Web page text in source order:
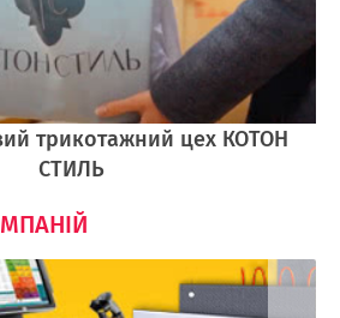
трикотажний цех КОТОН
СТИЛЬ